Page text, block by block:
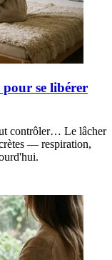
pour se libérer
contrôler… Le lâcher
— respiration,